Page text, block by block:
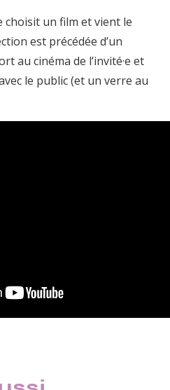
choisit un film et vient le
est précédée d’un
au cinéma de l’invité·e et
le public (et un verre au